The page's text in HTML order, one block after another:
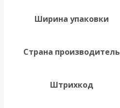
Ширина упаковки
Страна производитель
Штрихкод